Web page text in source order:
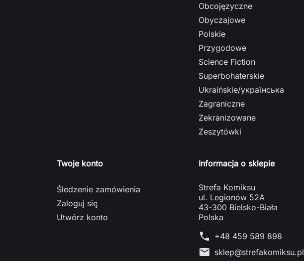
Obcojęzyczne
Obyczajowe
Polskie
Przygodowe
Science Fiction
Superbohaterskie
Ukraińskie/українська
Zagraniczne
Zekranizowane
Zeszytówki
Twoje konto
Śledzenie zamówienia
Zaloguj się
Utwórz konto
Informacja o sklepie
Strefa Komiksu
ul. Legionów 52A
43-300 Bielsko-Biała
Polska
phone +48 459 589 898
mail sklep@strefakomiksu.pl